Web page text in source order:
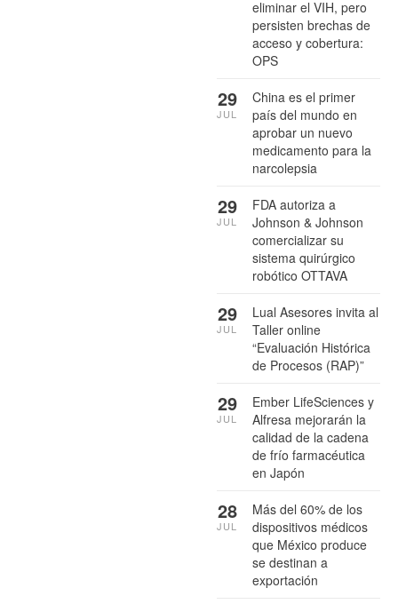
eliminar el VIH, pero
persisten brechas de
acceso y cobertura:
OPS
China es el primer
país del mundo en
aprobar un nuevo
medicamento para la
narcolepsia
29
JUL
FDA autoriza a
Johnson & Johnson
comercializar su
sistema quirúrgico
robótico OTTAVA
29
JUL
Lual Asesores invita al
Taller online
“Evaluación Histórica
de Procesos (RAP)”
29
JUL
Ember LifeSciences y
Alfresa mejorarán la
calidad de la cadena
de frío farmacéutica
en Japón
29
JUL
Más del 60% de los
dispositivos médicos
que México produce
se destinan a
exportación
28
JUL